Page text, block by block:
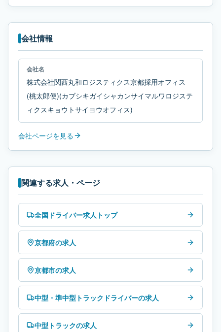
会社情報
会社名
株式会社関西丸和ロジスティクス京都採用オフィス
(桃太郎便)(カブシキガイシャカンサイマルワロジステ
ィクスキョウトサイヨウオフィス)
会社ページを見る
関連する求人・ページ
全国ドライバー求人トップ
京都府の求人
京都市の求人
中型・準中型トラックドライバーの求人
中型トラックの求人